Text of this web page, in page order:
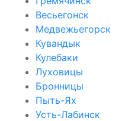
Весьегонск
Медвежьегорск
Кувандык
Кулебаки
Луховицы
Бронницы
Пыть-Ях
Усть-Лабинск